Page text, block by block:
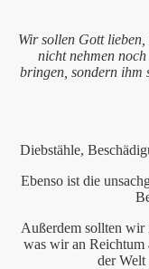
Wir sollen Gott
nicht nehmen
bringen, sondern ihm
Diebstähle,
Ebenso ist die
Außerdem sollten wir
was wir an Reichtum
der Welt
Dezember 2010
Repertoire